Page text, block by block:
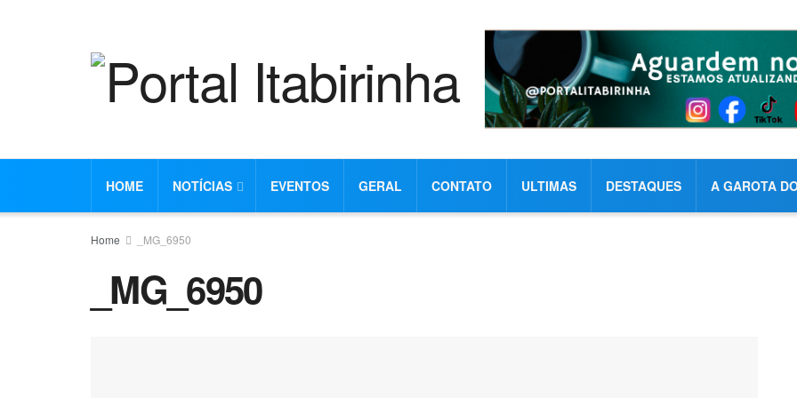
HOME NOTÍCIAS EVENTOS GERAL CONTATO ULTIMAS DESTAQUES A GAROTA
Home _MG_6950
_MG_6950